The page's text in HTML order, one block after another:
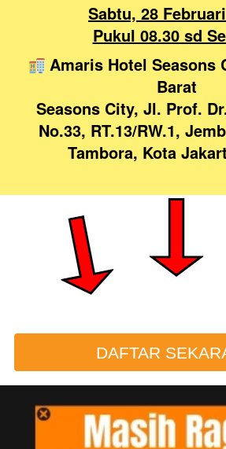
Sabtu, 28
Pukul 08.30 sd
Amaris Hotel Seasons
Barat
Seasons City, Jl. Prof.
No.33, RT.13/RW.1,
Tambora, Kota
DAFTAR